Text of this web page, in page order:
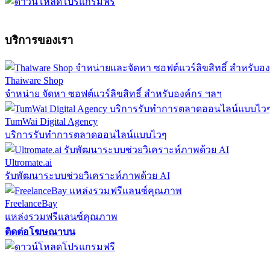
บริการของเรา
Thaiware Shop
จำหน่าย จัดหา ซอฟต์แวร์ลิขสิทธิ์ สำหรับองค์กร ฯลฯ
TumWai Digital Agency
บริการรับทำการตลาดออนไลน์แบบไวๆ
Ultromate.ai
รับพัฒนาระบบช่วยวิเคราะห์ภาพด้วย AI
FreelanceBay
แหล่งรวมฟรีแลนซ์คุณภาพ
ติดต่อโฆษณาบน